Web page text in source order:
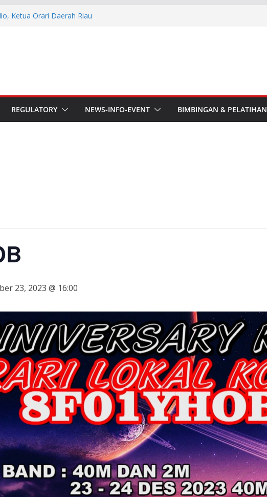
Ketua Orari Daerah Riau
the APT Conference
Langsung Ketua Orari
REGULATORY NEWS-INFO-EVENT BIMBINGAN & PELATIHAN
23, 2023 @ 16:00